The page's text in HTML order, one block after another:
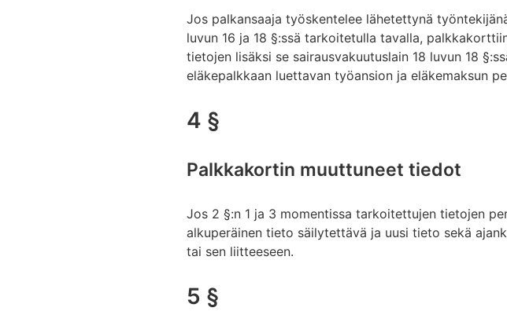
Jos palkansaaja työskentelee lähetettynä
luvun 16 ja 18 §:ssä tarkoitetulla tavalla,
tietojen lisäksi se sairausvakuutuslain 18 luvun 18
eläkepalkkaan luettavan työansion ja eläkemaksun
4 §
Palkkakortin muuttuneet tiedot
Jos 2 §:n 1 ja 3 momentissa tarkoitettujen tietojen
alkuperäinen tieto säilytettävä ja uusi tieto sekä
tai sen liitteeseen.
5 §